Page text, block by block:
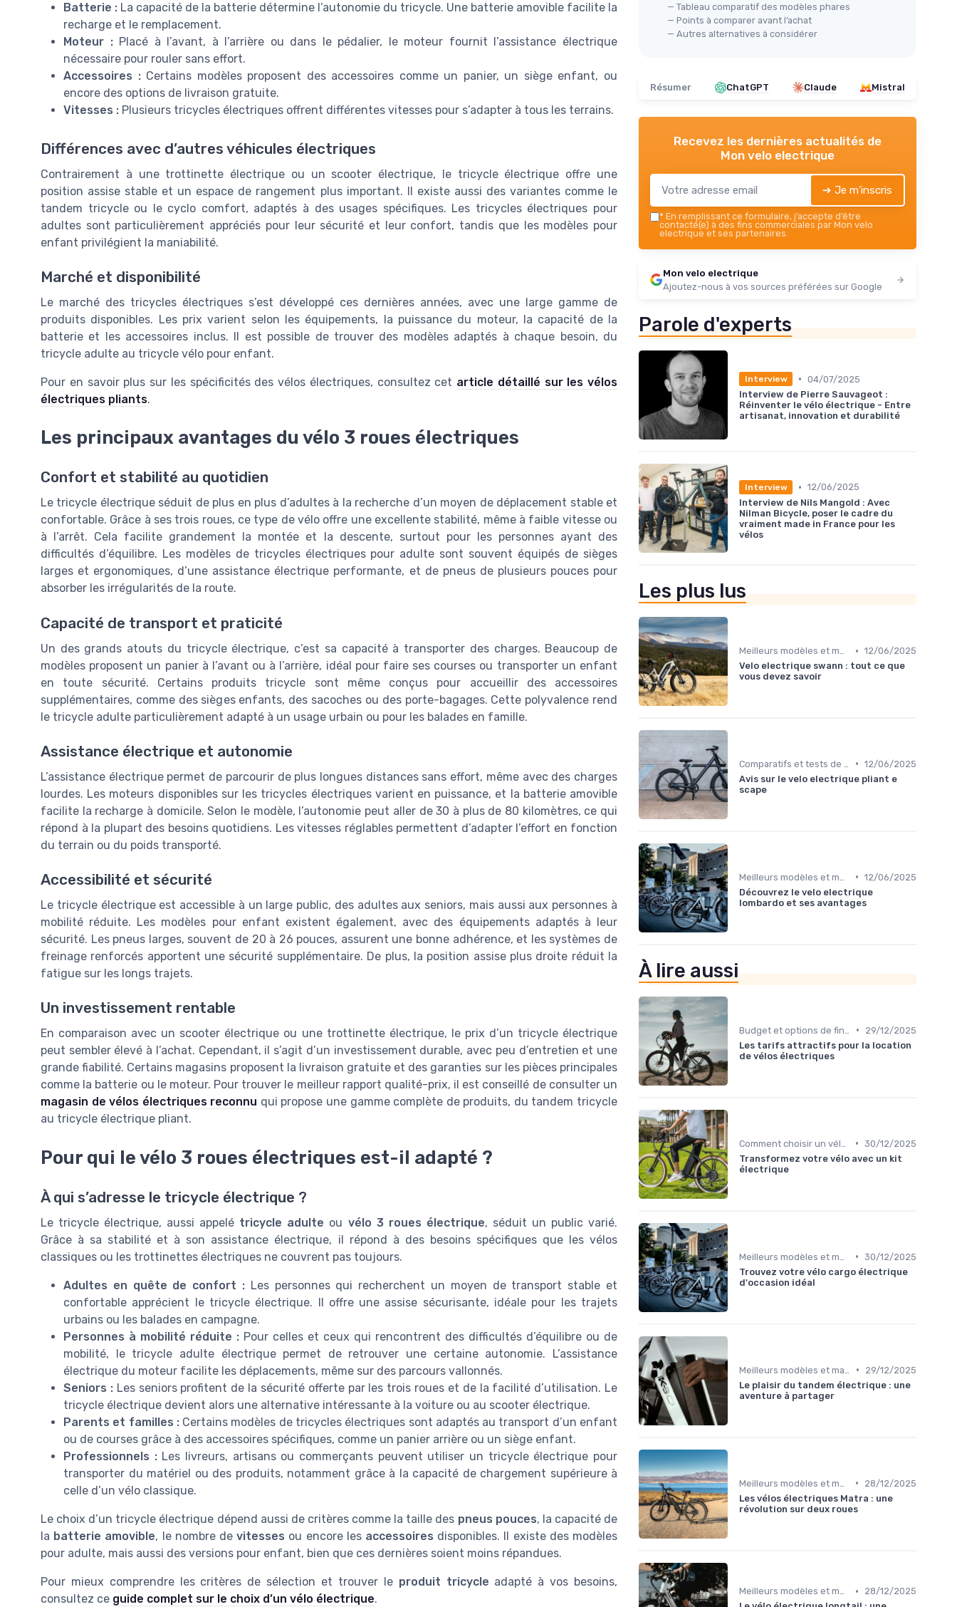
Batterie : La capacité de la batterie détermine l’autonomie du tricycle. Une batterie amovible facilite la
recharge et le remplacement.
Moteur :Placé à l’avant, à l’arrière ou dans le pédalier, le moteur fournit l’assistance électrique
nécessaire pour rouler sans effort.
Accessoires :Certains modèles proposent des accessoires comme un panier, un siège enfant, ou
encore des options de livraison gratuite.
Vitesses : Plusieurs tricycles électriques offrent différentes vitesses pour s’adapter à tous les terrains.
Différences avec d’autres véhicules électriques
Contrairement à une trottinette électrique ou un scooter électrique, le tricycle électrique offre une
position assise stable et un espace de rangement plus important. Il existe aussi des variantes comme le
tandem tricycle ou le cyclo comfort, adaptés à des usages spécifiques. Les tricycles électriques pour
adultes sont particulièrement appréciés pour leur sécurité et leur confort, tandis que les modèles pour
enfant privilégient la maniabilité.
Marché et disponibilité
Le marché des tricycles électriques s’est développé ces dernières années, avec une large gamme de
produits disponibles. Les prix varient selon les équipements, la puissance du moteur, la capacité de la
batterie et les accessoires inclus. Il est possible de trouver des modèles adaptés à chaque besoin, du
tricycle adulte au tricycle vélo pour enfant.
Pour en savoir plus sur les spécificités des vélos électriques, consultez cet article détaillé sur les vélos
électriques pliants.
Les principaux avantages du vélo 3 roues électriques
Confort et stabilité au quotidien
Le tricycle électrique séduit de plus en plus d’adultes à la recherche d’un moyen de déplacement stable et
confortable. Grâce à ses trois roues, ce type de vélo offre une excellente stabilité, même à faible vitesse ou
à l’arrêt. Cela facilite grandement la montée et la descente, surtout pour les personnes ayant des
difficultés d’équilibre. Les modèles de tricycles électriques pour adulte sont souvent équipés de sièges
larges et ergonomiques, d’une assistance électrique performante, et de pneus de plusieurs pouces pour
absorber les irrégularités de la route.
Capacité de transport et praticité
Un des grands atouts du tricycle électrique, c’est sa capacité à transporter des charges. Beaucoup de
modèles proposent un panier à l’avant ou à l’arrière, idéal pour faire ses courses ou transporter un enfant
en toute sécurité. Certains produits tricycle sont même conçus pour accueillir des accessoires
supplémentaires, comme des sièges enfants, des sacoches ou des porte-bagages. Cette polyvalence rend
le tricycle adulte particulièrement adapté à un usage urbain ou pour les balades en famille.
Assistance électrique et autonomie
L’assistance électrique permet de parcourir de plus longues distances sans effort, même avec des charges
lourdes. Les moteurs disponibles sur les tricycles électriques varient en puissance, et la batterie amovible
facilite la recharge à domicile. Selon le modèle, l’autonomie peut aller de 30 à plus de 80 kilomètres, ce qui
répond à la plupart des besoins quotidiens. Les vitesses réglables permettent d’adapter l’effort en fonction
du terrain ou du poids transporté.
Accessibilité et sécurité
Le tricycle électrique est accessible à un large public, des adultes aux seniors, mais aussi aux personnes à
mobilité réduite. Les modèles pour enfant existent également, avec des équipements adaptés à leur
sécurité. Les pneus larges, souvent de 20 à 26 pouces, assurent une bonne adhérence, et les systèmes de
freinage renforcés apportent une sécurité supplémentaire. De plus, la position assise plus droite réduit la
fatigue sur les longs trajets.
Un investissement rentable
En comparaison avec un scooter électrique ou une trottinette électrique, le prix d’un tricycle électrique
peut sembler élevé à l’achat. Cependant, il s’agit d’un investissement durable, avec peu d’entretien et une
grande fiabilité. Certains magasins proposent la livraison gratuite et des garanties sur les pièces principales
comme la batterie ou le moteur. Pour trouver le meilleur rapport qualité-prix, il est conseillé de consulter un
magasin de vélos électriques reconnu qui propose une gamme complète de produits, du tandem tricycle
au tricycle électrique pliant.
Pour qui le vélo 3 roues électriques est-il adapté ?
À qui s’adresse le tricycle électrique ?
Le tricycle électrique, aussi appelé tricycle adulte ou vélo 3 roues électrique, séduit un public varié.
Grâce à sa stabilité et à son assistance électrique, il répond à des besoins spécifiques que les vélos
classiques ou les trottinettes électriques ne couvrent pas toujours.
Adultes en quête de confort : Les personnes qui recherchent un moyen de transport stable et
confortable apprécient le tricycle électrique. Il offre une assise sécurisante, idéale pour les trajets
urbains ou les balades en campagne.
Personnes à mobilité réduite : Pour celles et ceux qui rencontrent des difficultés d’équilibre ou de
mobilité, le tricycle adulte électrique permet de retrouver une certaine autonomie. L’assistance
électrique du moteur facilite les déplacements, même sur des parcours vallonnés.
Seniors :Les seniors profitent de la sécurité offerte par les trois roues et de la facilité d’utilisation. Le
tricycle électrique devient alors une alternative intéressante à la voiture ou au scooter électrique.
Parents et familles :Certains modèles de tricycles électriques sont adaptés au transport d’un enfant
ou de courses grâce à des accessoires spécifiques, comme un panier arrière ou un siège enfant.
Professionnels :Les livreurs, artisans ou commerçants peuvent utiliser un tricycle électrique pour
transporter du matériel ou des produits, notamment grâce à la capacité de chargement supérieure à
celle d’un vélo classique.
Le choix d’un tricycle électrique dépend aussi de critères comme la taille des pneus pouces, la capacité de
la batterie amovible, le nombre devitesses ou encore les accessoires disponibles. Il existe des modèles
pour adulte, mais aussi des versions pour enfant, bien que ces dernières soient moins répandues.
Pour mieux comprendre les critères de sélection et trouver le produit tricycle adapté à vos besoins,
consultez ce guide complet sur le choix d’un vélo électrique.
— Tableau comparatif des modèles phares
— Points à comparer avant l’achat
— Autres alternatives à considérer
Résumer ChatGPT Claude Mistral
Recevez les dernières actualités de
Mon velo electrique
➔ Je m'inscris
* En remplissant ce formulaire, j’accepte d’être
contacté(e) à des fins commerciales par Mon velo
electrique et ses partenaires.
Mon velo electrique
Ajoutez-nous à vos sources préférées sur Google
Parole d'experts
Interview • 04/07/2025
Interview de Pierre Sauvageot :
Réinventer le vélo électrique - Entre
artisanat, innovation et durabilité
Interview • 12/06/2025
Interview de Nils Mangold : Avec
Nilman Bicycle, poser le cadre du
vraiment made in France pour les
vélos
Les plus lus
Meilleurs modèles et marques • 12/06/2025
Velo electrique swann : tout ce que
vous devez savoir
• 12/06/2025
Avis sur le velo electrique pliant e
scape
• 12/06/2025
Découvrez le velo electrique
lombardo et ses avantages
À lire aussi
•
29/12/2025
Les tarifs attractifs pour la location
de vélos électriques
• 30/12/2025
Transformez votre vélo avec un kit
électrique
• 30/12/2025
Trouvez votre vélo cargo électrique
d'occasion idéal
•
29/12/2025
Le plaisir du tandem électrique : une
aventure à partager
•
28/12/2025
Les vélos électriques Matra : une
révolution sur deux roues
Meilleurs modèles et marques •
28/12/2025